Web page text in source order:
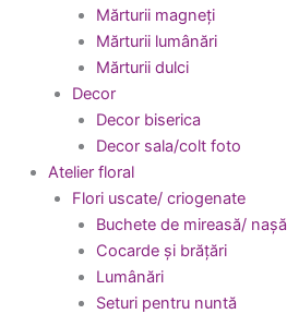
Mărturii magneți
Mărturii lumânări
Mărturii dulci
Decor
Decor biserica
Decor sala/colt foto
Atelier floral
Flori uscate/ criogenate
Buchete de mireasă/ nașă
Cocarde și brățări
Lumânări
Seturi pentru nuntă